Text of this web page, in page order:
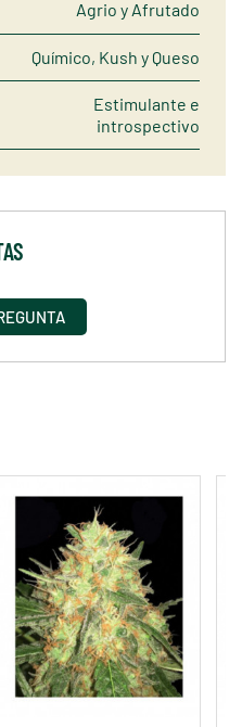
Agrio y Afrutado
Químico, Kush y Queso
Estimulante e
introspectivo